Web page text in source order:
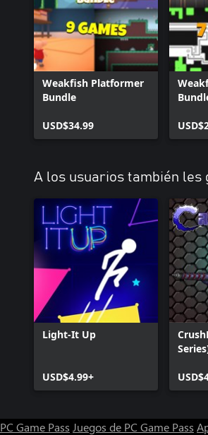
Weakfish Platformer
Bundle
USD$34.99
A los usuarios también les
Light-It Up
USD$4.99+
PC Game Pass Juegos de PC Game Pass